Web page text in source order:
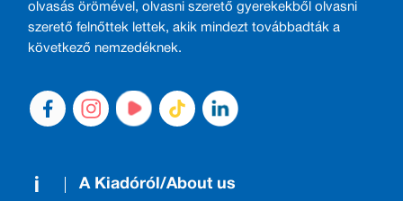
olvasás örömével, olvasni szerető gyerekekből olvasni
szerető felnőttek lettek, akik mindezt továbbadták a
következő nemzedéknek.
A Kiadóról/About us